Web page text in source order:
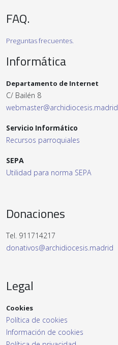
FAQ.
Preguntas frecuentes.
Informática
Departamento de Internet
C/ Bailén 8
webmaster@archidiocesis.madrid
Servicio Informático
Recursos parroquiales
SEPA
Utilidad para norma SEPA
Donaciones
Tel. 911714217
donativos@archidiocesis.madrid
Legal
Cookies
Política de cookies
Información de cookies